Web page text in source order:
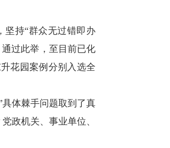
持“群众无过错即办
通过此举，至目前已化
花园案例分别入选全
体棘手问题取到了真
政机关、事业单位、